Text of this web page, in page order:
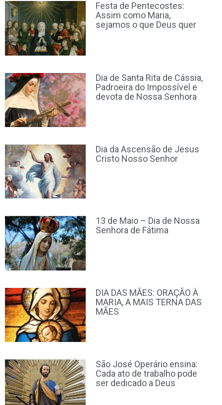
Festa de Pentecostes:
Assim como Maria,
sejamos o que Deus quer
Dia de Santa Rita de Cássia,
Padroeira do Impossível e
devota de Nossa Senhora
Dia da Ascensão de Jesus
Cristo Nosso Senhor
13 de Maio – Dia de Nossa
Senhora de Fátima
DIA DAS MÃES: ORAÇÃO À
MARIA, A MAIS TERNA DAS
MÃES
São José Operário ensina:
Cada ato de trabalho pode
ser dedicado a Deus